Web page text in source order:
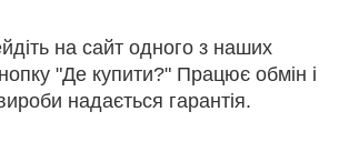
на сайт одного з наших
"Де купити?" Працює обмін і
надається гарантія.